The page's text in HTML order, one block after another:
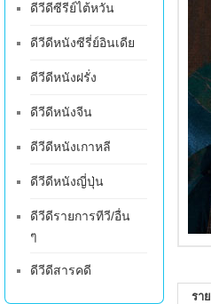
ดีวีดีซีรีย์ไต้หวัน
ดีวีดีหนังซีรี่ย์อินเดีย
ดีวีดีหนังฝรั่ง
ดีวีดีหนังจีน
ดีวีดีหนังเกาหลี
ดีวีดีหนังญี่ปุ่น
ดีวีดีรายการทีวี/อื่น
ๆ
ดีวีดีสารคดี
รา